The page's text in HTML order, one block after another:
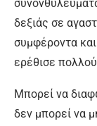
δεξιάς σε
συμφέροντα
ερέθισε
Μπορεί να
δεν μπορεί να